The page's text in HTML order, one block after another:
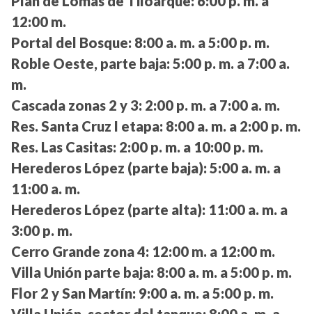
12:00 m.
Portal del Bosque: 8:00 a. m. a 5:00 p. m.
Roble Oeste, parte baja: 5:00 p. m. a 7:00 a.
m.
Cascada zonas 2 y 3: 2:00 p. m. a 7:00 a. m.
Res. Santa Cruz I etapa: 8:00 a. m. a 2:00 p. m.
Res. Las Casitas: 2:00 p. m. a 10:00 p. m.
Herederos López (parte baja): 5:00 a. m. a
11:00 a. m.
Herederos López (parte alta): 11:00 a. m. a
3:00 p. m.
Cerro Grande zona 4: 12:00 m. a 12:00 m.
Villa Unión parte baja: 8:00 a. m. a 5:00 p. m.
Flor 2 y San Martín: 9:00 a. m. a 5:00 p. m.